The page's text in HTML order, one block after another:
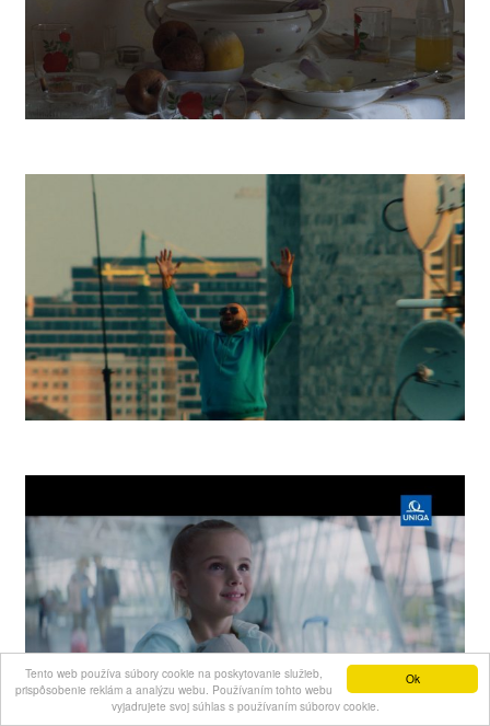
Ok
Tento web používa súbory cookie na poskytovanie služieb,
prispôsobenie reklám a analýzu webu. Používaním tohto webu
vyjadrujete svoj súhlas s používaním súborov cookie.
Vanishing
Rytmus Street Fitness